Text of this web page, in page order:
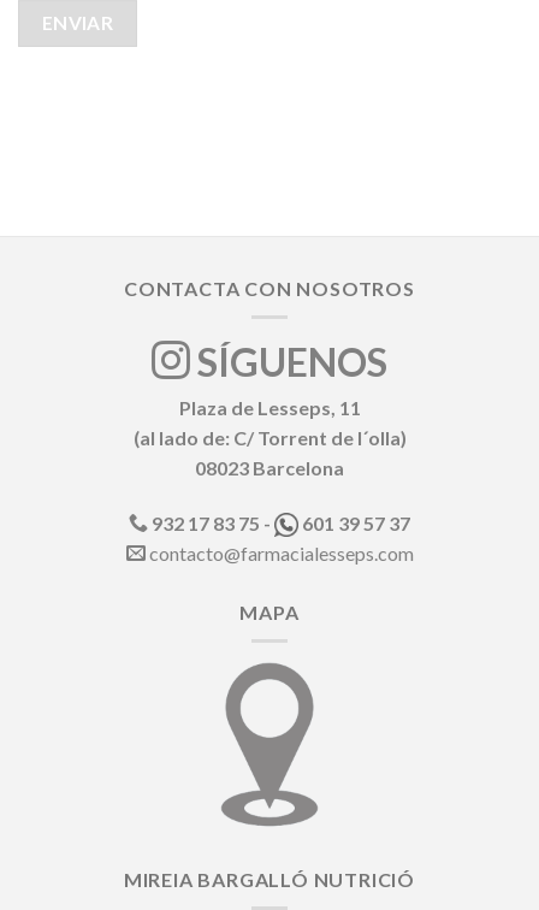
CONTACTA CON NOSOTROS
SÍGUENOS
Plaza de Lesseps, 11
(al lado de: C/ Torrent de l´olla)
08023 Barcelona
932 17 83 75 -
601 39 57 37
contacto@farmacialesseps.com
MAPA
MIREIA BARGALLÓ NUTRICIÓ